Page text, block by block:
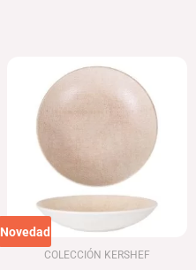
Novedad
COLECCIÓN KERSHEF
El
precio precio
actual
es:
92.00€.